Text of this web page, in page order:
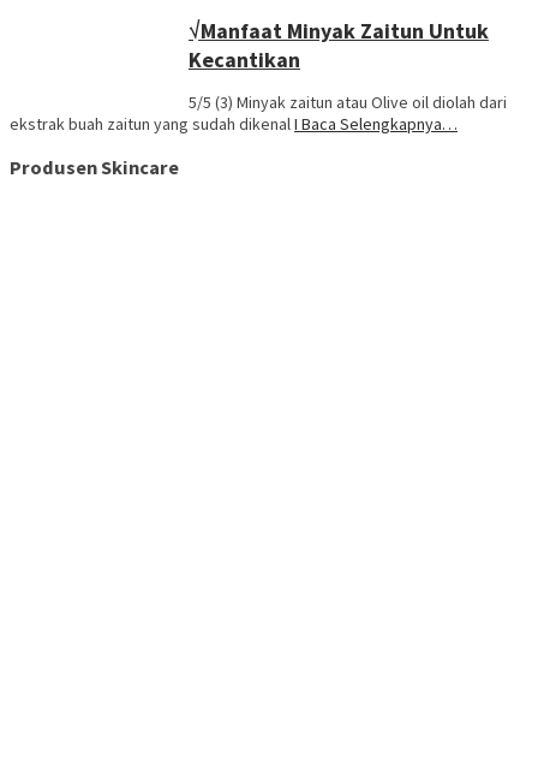
√Manfaat Minyak Zaitun Untuk
Kecantikan
5/5 (3) Minyak zaitun atau Olive oil diolah dari
ekstrak buah zaitun yang sudah dikenalI Baca Selengkapnya…
Produsen Skincare